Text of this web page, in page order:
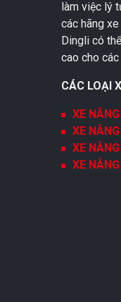
làm việc lý
các hãng
Dingli có
cao cho
CÁC LOẠI
XE
XE
XE
XE